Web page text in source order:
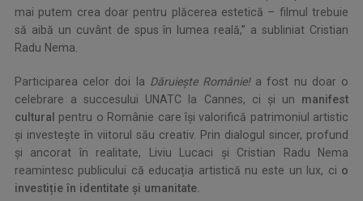
mai putem crea doar pentru plăcerea estetică – filmul trebuie
să aibă un cuvânt de spus în lumea reală,” a subliniat Cristian
Radu Nema.
Participarea celor doi la Dăruiește Românie!a fost nu doar o
celebrare a succesului UNATC la Cannes, ci și un manifest
cultural
pentru o Românie care își valorifică patrimoniul artistic
și investește în viitorul său creativ. Prin dialogul sincer, profund
și ancorat în realitate, Liviu Lucaci și Cristian Radu Nema
reamintesc publicului că educația artistică nu este un lux, ci o
investiție în identitate și umanitate.